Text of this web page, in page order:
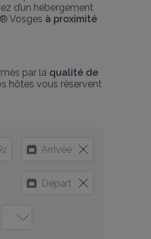
d’un hébergement
Vosges à proximité
par la qualité de
hôtes vous réservent